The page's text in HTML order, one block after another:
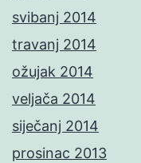
svibanj 2014
travanj 2014
ožujak 2014
veljača 2014
siječanj 2014
prosinac 2013